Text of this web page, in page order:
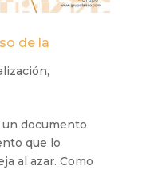
de la
,
documento
que lo
al azar. Como